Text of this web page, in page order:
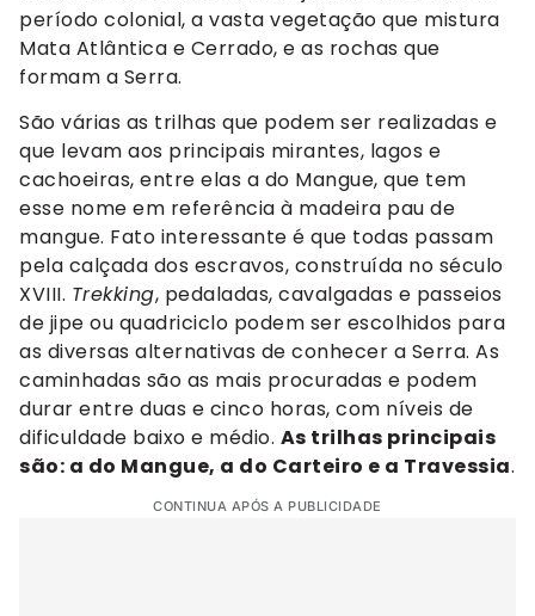
período colonial, a vasta vegetação que mistura
Mata Atlântica e Cerrado, e as rochas que
formam a Serra.
São várias as trilhas que podem ser realizadas e
que levam aos principais mirantes, lagos e
cachoeiras, entre elas a do Mangue, que tem
esse nome em referência à madeira pau de
mangue. Fato interessante é que todas passam
pela calçada dos escravos, construída no século
XVIII. Trekking, pedaladas, cavalgadas e passeios
de jipe ou quadriciclo podem ser escolhidos para
as diversas alternativas de conhecer a Serra. As
caminhadas são as mais procuradas e podem
durar entre duas e cinco horas, com níveis de
dificuldade baixo e médio. As trilhas principais
são: a do Mangue, a do Carteiro e a Travessia.
CONTINUA APÓS A PUBLICIDADE